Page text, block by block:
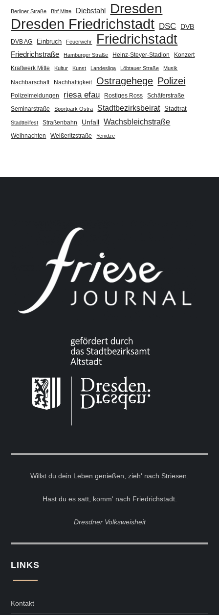
Berliner Straße Bhf Mitte Diebstahl Dresden
Dresden Friedrichstadt DSC DVB
DVB AG Einbruch Feuerwehr Friedrichstadt
Friedrichstraße Hamburger Straße Heinz-Steyer-Stadion
Konzert
Kraftwerk Mitte
Kultur Kunst Landesliga Löbtauer Straße Musik
Nachbarschaft Nachhaltigkeit Ostragehege Polizei
Polizeimeldungen riesa efau Rostiges Ross Schäferstraße
Seminarstraße Sportpark Ostra Stadtbezirksbeirat Stadtrat
Stadtteilfest Straßenbahn Unfall Wachsbleichstraße
Weihnachten Weißeritzstraße Yenidze
Willst du dein Leben genießen, zieh' nach Striesen.
Hast du es satt, komm' nach Friedrichstadt.
Dresdner Volksweisheit
LINKS
Kontakt